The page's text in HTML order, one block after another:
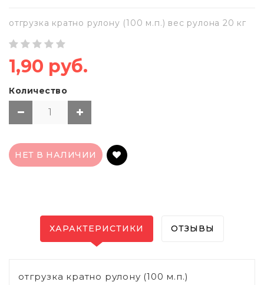
отгрузка кратно рулону (100 м.п.) вес рулона 20 кг
1,90 руб.
Количество
НЕТ В НАЛИЧИИ
ХАРАКТЕРИСТИКИ ОТЗЫВЫ
отгрузка кратно рулону (100 м.п.)